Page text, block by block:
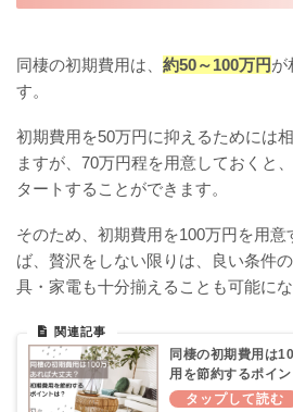
同棲の初期費用は、 約50～100万円が
す。
初期費用を50万円に抑えるためには
ますが、70万円程を用意しておくと
タートすることができます。
そのため、初期費用を100万円を用
ば、贅沢をしない限りは、良い条件
具・家電も十分揃えることも可能にな
同棲の初期費用は
用を節約するポイン